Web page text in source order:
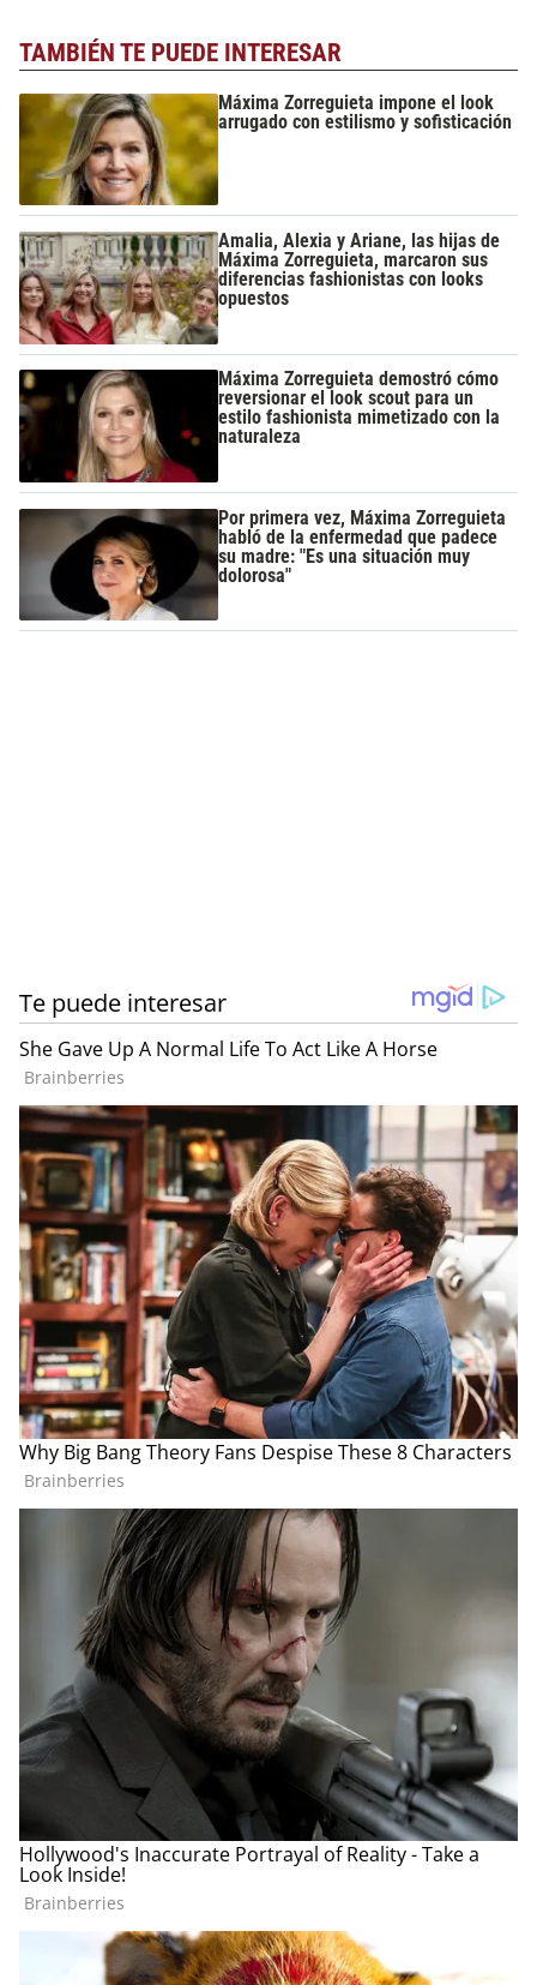
TAMBIÉN TE PUEDE INTERESAR
Máxima Zorreguieta impone el look
arrugado con estilismo y sofisticación
Amalia, Alexia y Ariane, las hijas de
Máxima Zorreguieta, marcaron sus
diferencias fashionistas con looks
opuestos
Máxima Zorreguieta demostró cómo
reversionar el look scout para un
estilo fashionista mimetizado con la
naturaleza
Por primera vez, Máxima Zorreguieta
habló de la enfermedad que padece
su madre: "Es una situación muy
dolorosa"